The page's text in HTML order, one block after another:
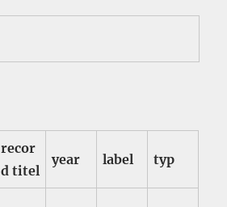
recor
d titel
year label typ